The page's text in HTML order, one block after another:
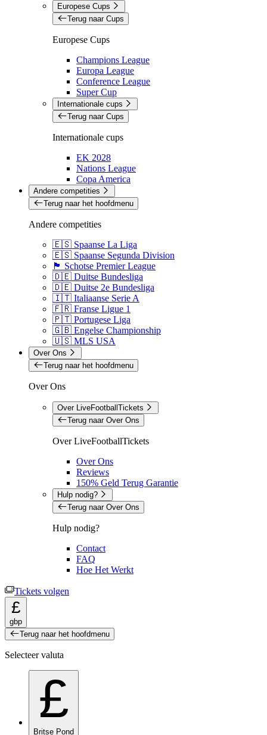
Europese Cups
Terug naar Cups
Europese Cups
Champions League
Europa League
Conference League
Super Cup
Internationale cups
Terug naar Cups
Internationale cups
EK 2028
Nations League
Copa America
Andere competities
Terug naar het hoofdmenu
Andere competities
🇪🇸 Spaanse La Liga
🇪🇸 Spaanse Segunda Division
🏴󠁧󠁢󠁳󠁣󠁴󠁿 Schotse Premier League
🇩🇪 Duitse Bundesliga
🇩🇪 Duitse 2e Bundesliga
🇮🇹 Italiaanse Serie A
🇫🇷 Franse Ligue 1
🇵🇹 Portugese Liga
🇬🇧 Engelse Championship
🇺🇸 MLS USA
Over Ons
Terug naar het hoofdmenu
Over Ons
Over LiveFootballTickets
Terug naar Over Ons
Over LiveFootballTickets
Over Ons
Reviews
150% Geld Terug Garantie
Hulp nodig?
Terug naar Over Ons
Hulp nodig?
Contact
FAQ
Hoe Het Werkt
Tickets volgen
£
gbp
Terug naar het hoofdmenu
Selecteer valuta
£
Britse Pond